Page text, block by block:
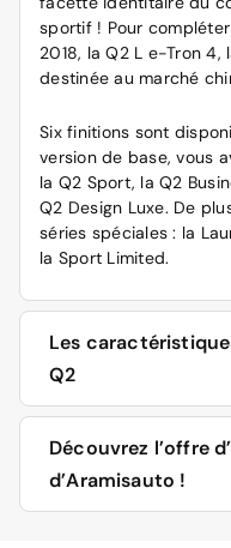
sportif ! Pour
2018, la Q2 L e-Tron
destinée au marché
Six finitions sont
version de base, vous
la Q2 Sport, la Q2
Q2 Design Luxe. De
séries spéciales : la
la Sport Limited.
Les
Q2
L'Audi Q2 est
versions.
Découvrez l’offre
d’Aramisauto !